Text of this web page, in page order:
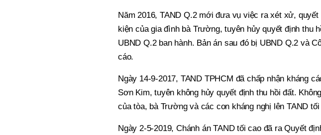
Năm 2016, TAND Q.2 mới đưa vụ việc ra xét xử,
kiện của gia đình bà Trường, tuyên hủy quyết định thu
UBND Q.2 ban hành. Bản án sau đó bị UBND Q.2 và
cáo.
Ngày 14-9-2017, TAND TPHCM đã chấp nhận kháng
Sơn Kim, tuyên không hủy quyết định thu hồi đất.
của tòa, bà Trường và các con kháng nghị lên TAND
Ngày 2-5-2019, Chánh án TAND tối cao đã ra Quyết